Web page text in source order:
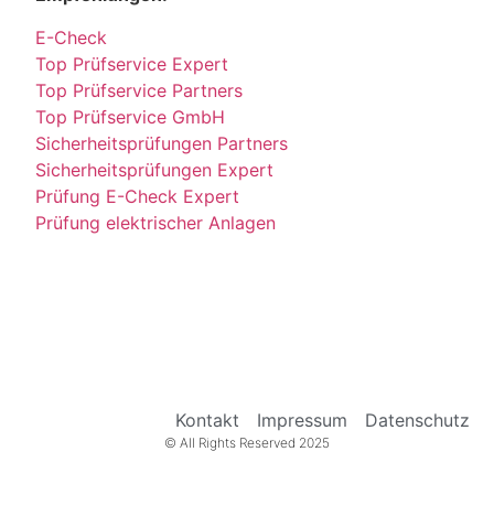
E-Check
Top Prüfservice Expert
Top Prüfservice Partners
Top Prüfservice GmbH
Sicherheitsprüfungen Partners
Sicherheitsprüfungen Expert
Prüfung E-Check Expert
Prüfung elektrischer Anlagen
Kontakt Impressum Datenschutz
© All Rights Reserved 2025